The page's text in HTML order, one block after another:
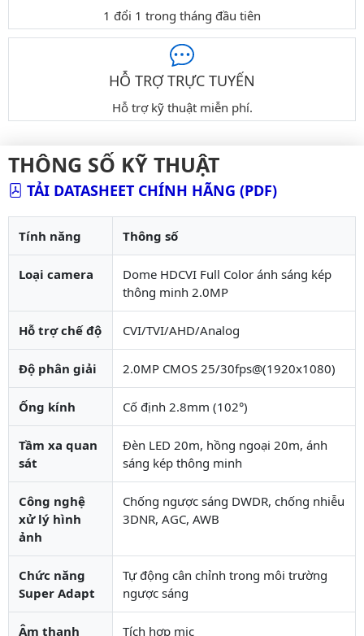
1 đổi 1 trong tháng đầu tiên
HỖ TRỢ TRỰC TUYẾN
Hỗ trợ kỹ thuật miễn phí.
THÔNG SỐ KỸ THUẬT
TẢI DATASHEET CHÍNH HÃNG (PDF)
Tính năng Thông số
Loại camera
Dome HDCVI Full Color ánh sáng kép
thông minh 2.0MP
Hỗ trợ chế độ CVI/TVI/AHD/Analog
Độ phân giải 2.0MP CMOS 25/30fps@(1920x1080)
Ống kính Cố định 2.8mm (102°)
Tầm xa quan
sát
Đèn LED 20m, hồng ngoại 20m, ánh
sáng kép thông minh
Công nghệ
xử lý hình
ảnh
Chống ngược sáng DWDR, chống nhiễu
3DNR, AGC, AWB
Chức năng
Super Adapt
Tự động cân chỉnh trong môi trường
ngược sáng
Âm thanh Tích hợp mic